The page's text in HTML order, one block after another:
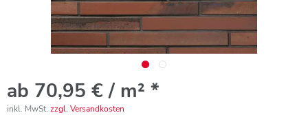
ab 70,95 € / m² *
inkl. MwSt. zzgl. Versandkosten